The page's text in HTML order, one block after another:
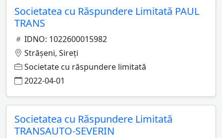
Societatea cu Răspundere Limitată PAUL
TRANS
IDNO: 1022600015982
Străşeni, Sireţi
Societate cu răspundere limitată
2022-04-01
Societatea cu Răspundere Limitată
TRANSAUTO-SEVERIN